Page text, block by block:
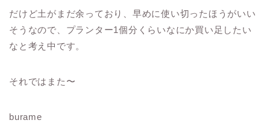
だけど土がまだ余っており、早めに使い切ったほうがいい
そうなので、プランター1個分くらいなにか買い足したい
なと考え中です。
それではまた〜
burame